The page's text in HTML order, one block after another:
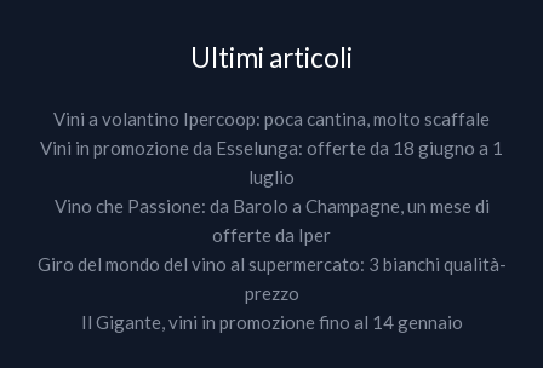
Ultimi articoli
Vini a volantino Ipercoop: poca cantina, molto scaffale
Vini in promozione da Esselunga: offerte da 18 giugno a 1
luglio
Vino che Passione: da Barolo a Champagne, un mese di
offerte da Iper
Giro del mondo del vino al supermercato: 3 bianchi qualità-
prezzo
Il Gigante, vini in promozione fino al 14 gennaio